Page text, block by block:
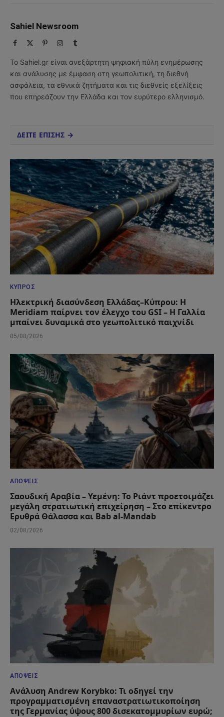
Sahiel Newsroom
Facebook PinterestInstagram
Tumblr
Το Sahiel.gr είναι ανεξάρτητη ψηφιακή πύλη ενημέρωσης
και ανάλυσης με έμφαση στη γεωπολιτική, τη διεθνή
ασφάλεια, τα εθνικά ζητήματα και τις διεθνείς εξελίξεις
που επηρεάζουν την Ελλάδα και τον ευρύτερο ελληνισμό.
ΔΕΙΤΕ ΕΠΙΣΗΣ →
ΚΎΠΡΟΣ
Ηλεκτρική διασύνδεση Ελλάδας–Κύπρου: Η
Meridiam παίρνει τον έλεγχο του GSI – Η Γαλλία
μπαίνει δυναμικά στο γεωπολιτικό παιχνίδι
05/08/2026
ΑΠΌΨΕΙΣ
Σαουδική Αραβία – Υεμένη: Το Ριάντ προετοιμάζει
μεγάλη στρατιωτική επιχείρηση – Στο επίκεντρο
Ερυθρά Θάλασσα και Bab al-Mandab
02/08/2026
ΑΠΌΨΕΙΣ
Ανάλυση Andrew Korybko: Τι οδηγεί την
προγραμματισμένη επαναστρατιωτικοποίηση
της Γερμανίας ύψους 800 δισεκατομμυρίων ευρώ;